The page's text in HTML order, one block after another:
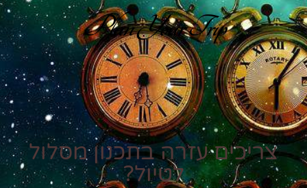
Plan Your Trip
צריכים עזרה בתכנון מסלול
לטיול?